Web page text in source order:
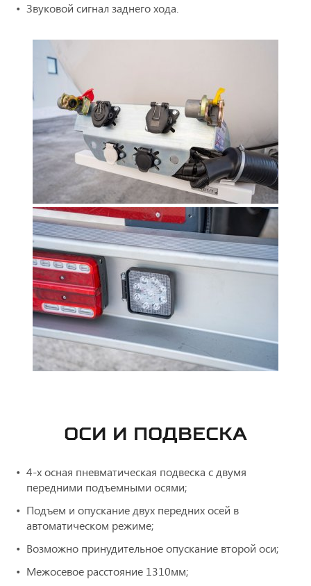
Звуковой сигнал заднего хода.
ОСИ И ПОДВЕСКА
4-х осная пневматическая подвеска с двумя
передними подъемными осями;
Подъем и опускание двух передних осей в
автоматическом режиме;
Возможно принудительное опускание второй оси;
Межосевое расстояние 1310мм;